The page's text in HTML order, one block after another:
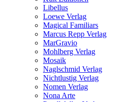
Libellus
Loewe Verlag
Magical Familiars
Marcus Repp Verlag
MarGravio
Mohlberg Verlag
Mosaik
Naglschmid Verlag
Nichtlustig Verlag
Nomen Verlag
Nona Arte